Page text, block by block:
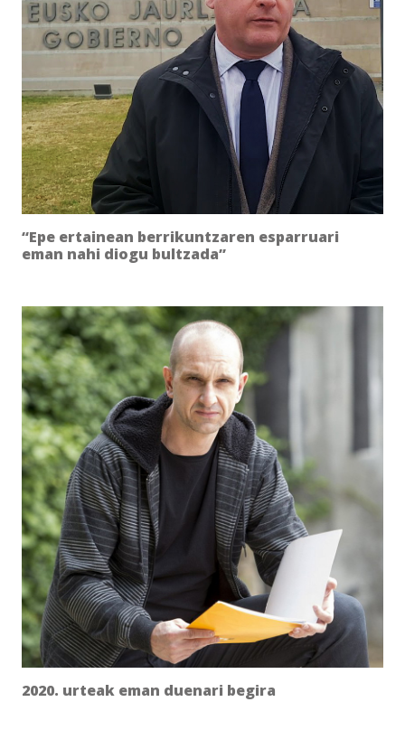
“Epe ertainean berrikuntzaren esparruari
eman nahi diogu bultzada”
2020. urteak eman duenari begira